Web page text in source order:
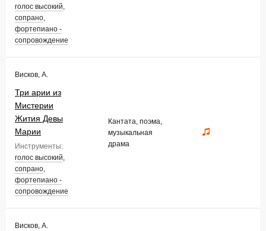
голос высокий,
сопрано,
фортепиано -
сопровождение
Висков, А.
Три арии из
Мистерии
Жития Девы
Марии
Инструменты:
голос высокий,
сопрано,
фортепиано -
сопровождение
Кантата, поэма,
музыкальная
драма
Висков, А.